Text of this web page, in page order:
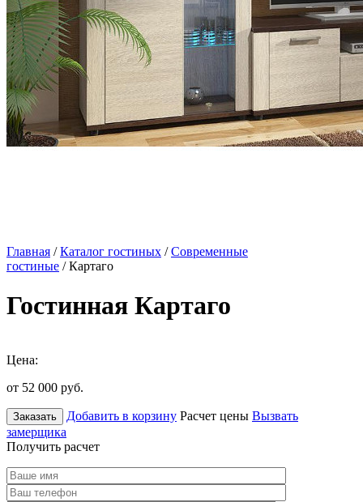
Главная /Каталог гостиных /Современные
гостиные / Картаго
Гостинная Картаго
Цена:
от 52 000 руб.
Заказать Добавить в корзину Расчет цены Вызвать
замерщика
Получить расчет